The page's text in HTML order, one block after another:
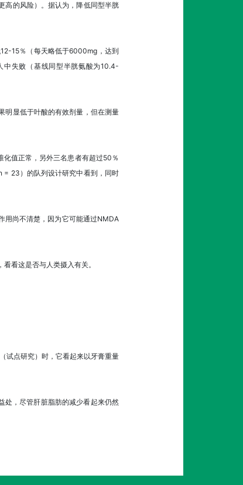
高的风险）。据认为，降低同型半胱
15％（每天略低于6000mg，达到
失败（基线同型半胱氨酸为10.4-
明显低于叶酸的有效剂量，但在测量
值正常，另外三名患者有超过50％
= 23）的队列设计研究中看到，同时
用尚不清楚，因为它可能通过NMDA
看这是否与人类摄入有关。
试点研究）时，它看起来以牙膏重量
处，尽管肝脏脂肪的减少看起来仍然